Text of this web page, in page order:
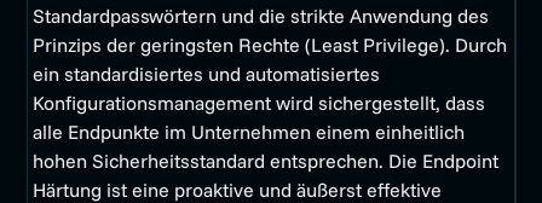
Standardpasswörtern und die strikte Anwendung des
Prinzips der geringsten Rechte (Least Privilege). Durch
ein standardisiertes und automatisiertes
Konfigurationsmanagement wird sichergestellt, dass
alle Endpunkte im Unternehmen einem einheitlich
hohen Sicherheitsstandard entsprechen. Die Endpoint
Härtung ist eine proaktive und äußerst effektive